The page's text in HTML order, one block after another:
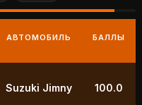
АВТОМОБИЛЬ БАЛЛЫ